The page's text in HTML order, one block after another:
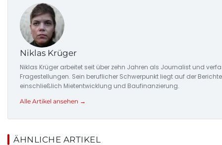
Niklas Krüger
Niklas Krüger arbeitet seit über zehn Jahren als Journalist und
Fragestellungen. Sein beruflicher Schwerpunkt liegt auf der
einschließlich Mietentwicklung und Baufinanzierung.
Alle Artikel ansehen →
ÄHNLICHE ARTIKEL